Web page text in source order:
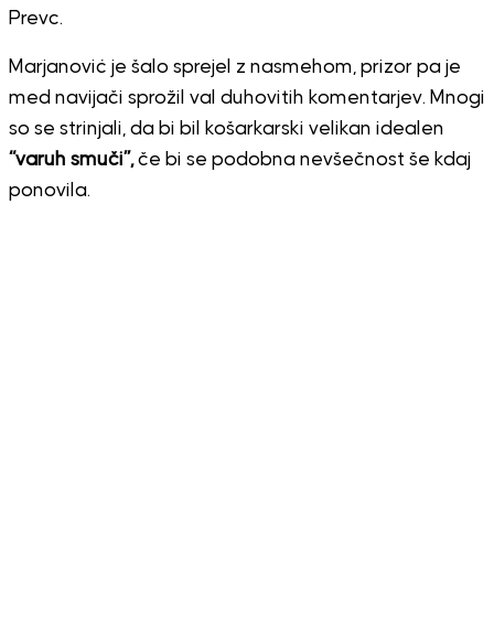
Prevc.
Marjanović je šalo sprejel z nasmehom, prizor pa je
med navijači sprožil val duhovitih komentarjev. Mnogi
so se strinjali, da bi bil košarkarski velikan idealen
“varuh smuči”,če bi se podobna nevšečnost še kdaj
ponovila.